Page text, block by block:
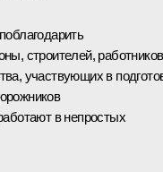
строителей, работников
участвующих в
в непростых